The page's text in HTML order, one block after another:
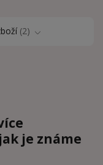
2
je známe